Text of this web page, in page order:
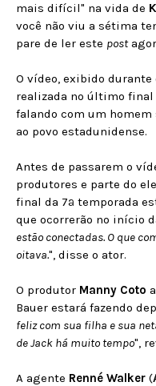
mais difícil" na vida de
você não viu a sétima
pare de ler este post
O vídeo, exibido durante
realizada no último final
falando com um homem
ao povo estadunidense.
Antes de passarem o
produtores e parte do
final da 7ª temporada
que ocorrerão no início
estão conectadas. O que
oitava.", disse o ator.
O produtor Manny Coto
Bauer estará fazendo
feliz com sua filha e sua
de Jack há muito tempo",
A agente Renné Walker (